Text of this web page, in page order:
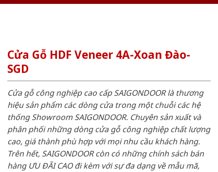
Cửa Gỗ HDF Veneer 4A-Xoan Đào-
SGD
Cửa gỗ công nghiệp cao cấp SAIGONDOOR là thương
hiệu sản phẩm các dòng cửa trong một chuỗi các hệ
thống Showroom SAIGONDOOR. Chuyên sản xuất và
phân phối những dòng cửa gỗ công nghiệp chất lượng
cao, giá thành phù hợp với mọi nhu cầu khách hàng.
Trên hết, SAIGONDOOR còn có những chính sách bán
hàng ƯU ĐÃI CAO đi kèm với sự đa dạng về mẫu mã,